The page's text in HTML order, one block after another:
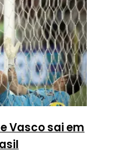
Vasco sai em